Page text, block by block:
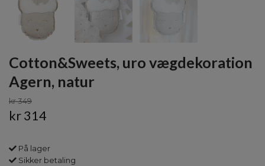
Cotton&Sweets, uro vægdekoration
Agern, natur
kr 349
kr 314
På lager
Sikker betaling